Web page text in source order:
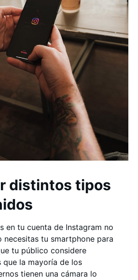
distintos tipos
en tu cuenta de Instagram no
necesitas tu smartphone para
tu público considere
que la mayoría de los
tienen una cámara lo